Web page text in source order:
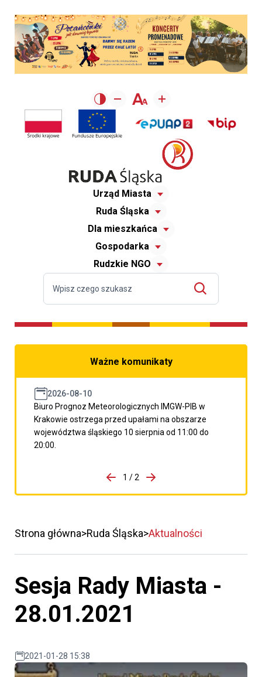
Urząd Miasta
Ruda Śląska
Dla mieszkańca
Gospodarka
Rudzkie NGO
Ważne komunikaty
2026-08-10
Biuro Prognoz Meteorologicznych IMGW-PIB w
Krakowie ostrzega przed upałami na obszarze
województwa śląskiego 10 sierpnia od 11:00 do
20:00.
porzpedniego komunikatu
1 / 2
Przejdź do następnego
Strona główna Ruda Śląska Aktualności
Sesja Rady Miasta -
28.01.2021
2021-01-28 15:38